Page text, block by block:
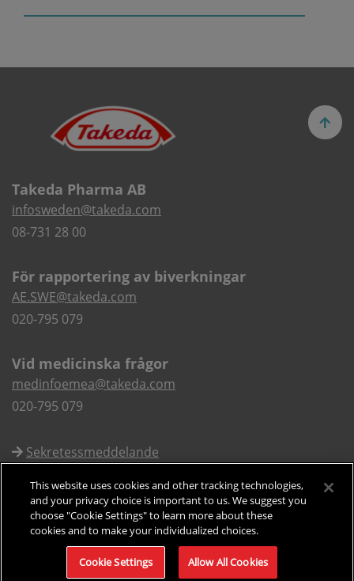
Takeda Pharma AB
infosweden@takeda.com
08-731 28 00
För rapportering av biverkningar
AE.SWE@takeda.com
020-795 079
Vid medicinska frågor
medinfoemea@takeda.com
020-795 079
Sekretessmeddelande
Cookies
© 2024 Takeda Sverige C-ANPROM/SE/ADH/0114 Date of preparation:
May 2024
This website uses cookies and other tracking technologies,
and your privacy choice is important to us. We suggest you
choose "Cookie Settings" to learn more about these
cookies and to make your individualized choices.
Cookie Settings Allow All Cookies